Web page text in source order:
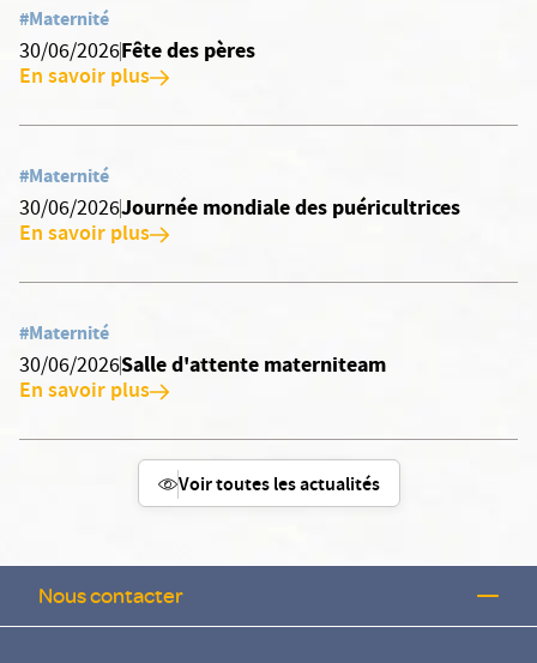
#Maternité
30/06/2026Fête des pères
En savoir plus
#Maternité
30/06/2026Journée mondiale des puéricultrices
En savoir plus
#Maternité
30/06/2026Salle d'attente materniteam
En savoir plus
Voir toutes les actualités
Nous contacter